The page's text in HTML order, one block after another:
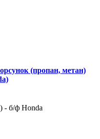
(пропан, метан)
- б/ф Honda